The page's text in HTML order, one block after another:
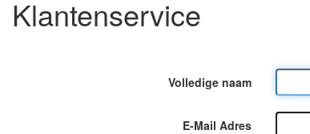
Klantenservice
Volledige naam
E-Mail Adres